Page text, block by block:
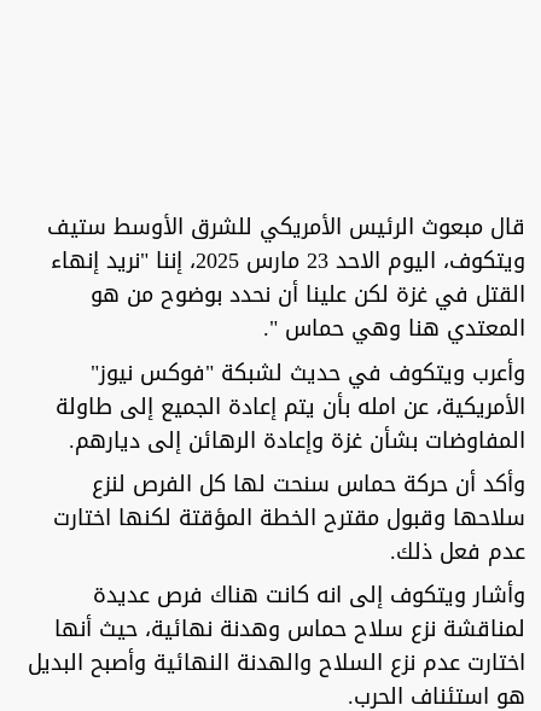
قال مبعوث الرئيس الأمريكي للشرق الأوسط ستيف
ويتكوف، اليوم الاحد 23 مارس 2025، إننا "نريد إنهاء
القتل في غزة لكن علينا أن نحدد بوضوح من هو
المعتدي هنا وهي حماس ".
وأعرب ويتكوف في حديث لشبكة "فوكس نيوز"
الأمريكية، عن امله بأن يتم إعادة الجميع إلى طاولة
المفاوضات بشأن غزة وإعادة الرهائن إلى ديارهم.
وأكد أن حركة حماس سنحت لها كل الفرص لنزع
سلاحها وقبول مقترح الخطة المؤقتة لكنها اختارت
عدم فعل ذلك.
وأشار ويتكوف إلى انه كانت هناك فرص عديدة
لمناقشة نزع سلاح حماس وهدنة نهائية، حيث أنها
اختارت عدم نزع السلاح والهدنة النهائية وأصبح البديل
هو استئناف الحرب.